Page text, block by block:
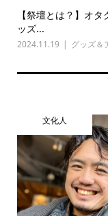
【祭壇とは？】オ
ッズ...
2024.11.19 グッズ＆
文化人